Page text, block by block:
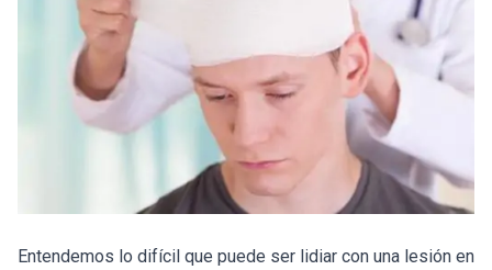
Entendemos lo difícil que puede ser lidiar con una lesión en